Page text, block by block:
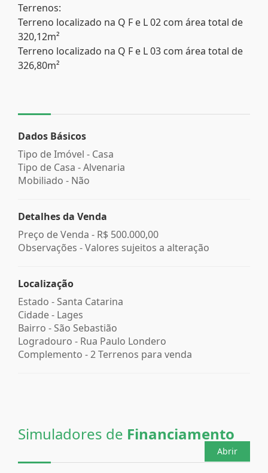
Terrenos:
Terreno localizado na Q F e L 02 com área total de
320,12m²
Terreno localizado na Q F e L 03 com área total de
326,80m²
Dados Básicos
Tipo de Imóvel - Casa
Tipo de Casa - Alvenaria
Mobiliado - Não
Detalhes da Venda
Preço de Venda - R$ 500.000,00
Observações - Valores sujeitos a alteração
Localização
Estado - Santa Catarina
Cidade - Lages
Bairro - São Sebastião
Logradouro - Rua Paulo Londero
Complemento -2 Terrenos para venda
Simuladores de Financiamento
Abrir